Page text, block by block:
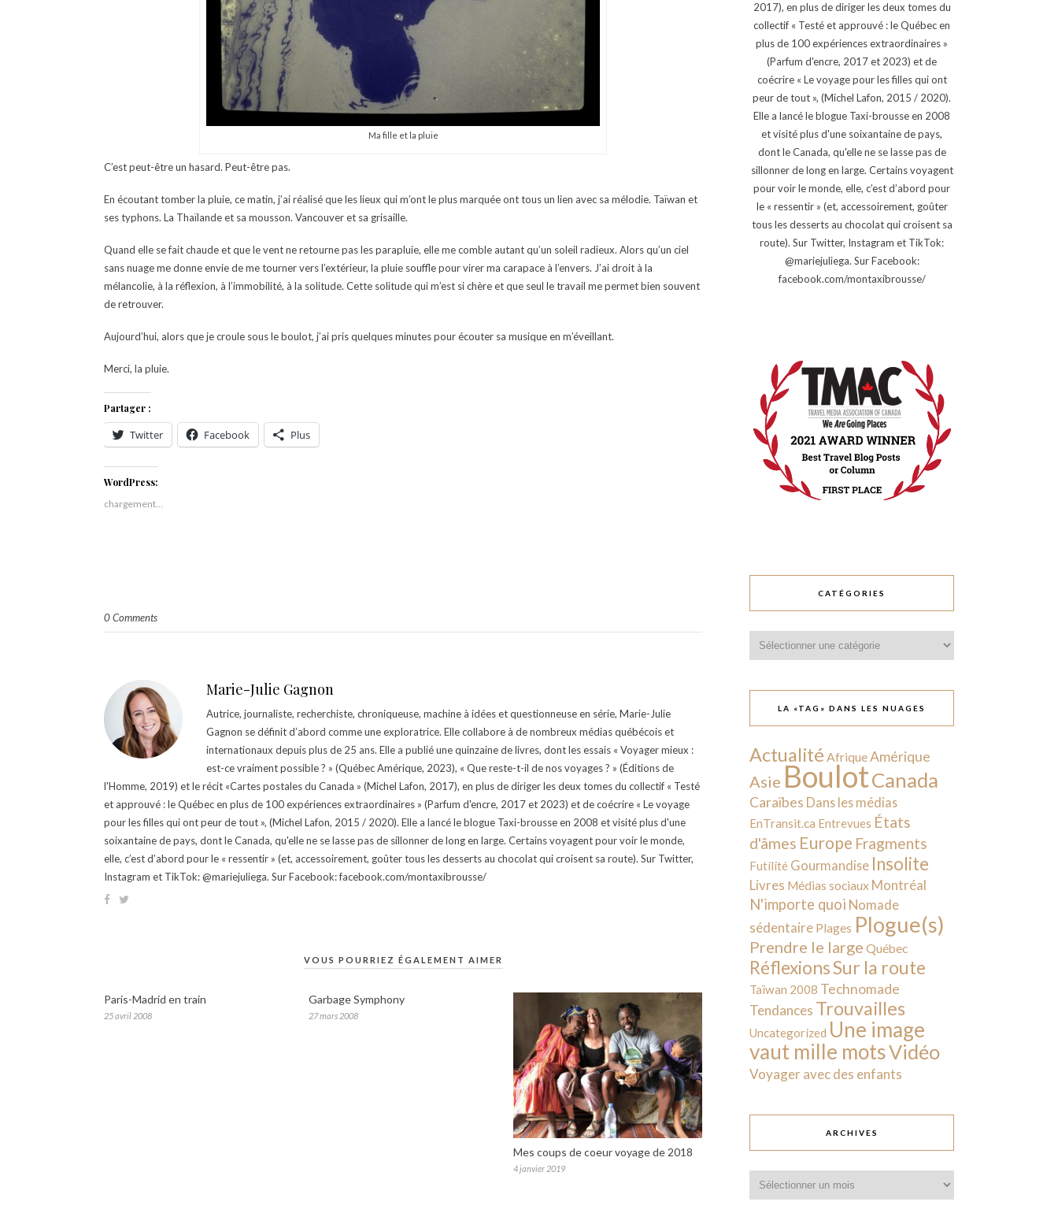
Ma fille et la pluie
C’est peut-être un hasard. Peut-être pas.
En écoutant tomber la pluie, ce matin, j’ai réalisé que les lieux qui m’ont le plus marquée ont tous un lien avec sa mélodie. Taïwan et
ses typhons. La Thaïlande et sa mousson. Vancouver et sa grisaille.
Quand elle se fait chaude et que le vent ne retourne pas les parapluie, elle me comble autant qu’un soleil radieux. Alors qu’un ciel
sans nuage me donne envie de me tourner vers l’extérieur, la pluie souffle pour virer ma carapace à l’envers. J’ai droit à la
mélancolie, à la réflexion, à l’immobilité, à la solitude. Cette solitude qui m’est si chère et que seul le travail me permet bien souvent
de retrouver.
Aujourd’hui, alors que je croule sous le boulot, j’ai pris quelques minutes pour écouter sa musique en m’éveillant.
Merci, la pluie.
Partager :
Twitter Facebook Plus
WordPress:
chargement…
0 Comments
Marie-Julie Gagnon
Autrice, journaliste, recherchiste, chroniqueuse, machine à idées et questionneuse en série, Marie-Julie
Gagnon se définit d’abord comme une exploratrice. Elle collabore à de nombreux médias québécois et
internationaux depuis plus de 25 ans. Elle a publié une quinzaine de livres, dont les essais « Voyager mieux :
est-ce vraiment possible ? » (Québec Amérique, 2023), « Que reste-t-il de nos voyages ? » (Éditions de
l'Homme, 2019) et le récit «Cartes postales du Canada » (Michel Lafon, 2017), en plus de diriger les deux tomes du collectif « Testé
et approuvé : le Québec en plus de 100 expériences extraordinaires » (Parfum d'encre, 2017 et 2023) et de coécrire « Le voyage
pour les filles qui ont peur de tout », (Michel Lafon, 2015 / 2020). Elle a lancé le blogue Taxi-brousse en 2008 et visité plus d'une
soixantaine de pays, dont le Canada, qu'elle ne se lasse pas de sillonner de long en large. Certains voyagent pour voir le monde,
elle, c’est d’abord pour le « ressentir » (et, accessoirement, goûter tous les desserts au chocolat qui croisent sa route). Sur Twitter,
Instagram et TikTok: @mariejuliega. Sur Facebook: facebook.com/montaxibrousse/
VOUS POURRIEZ ÉGALEMENT AIMER
Paris-Madrid en train
25 avril 2008
Garbage Symphony
27 mars 2008
Mes coups de coeur voyage de 2018
4 janvier 2019
2017), en plus de diriger les deux tomes du
collectif « Testé et approuvé : le Québec en
plus de 100 expériences extraordinaires »
(Parfum d'encre, 2017 et 2023) et de
coécrire « Le voyage pour les filles qui ont
peur de tout », (Michel Lafon, 2015 / 2020).
Elle a lancé le blogue Taxi-brousse en 2008
et visité plus d'une soixantaine de pays,
dont le Canada, qu'elle ne se lasse pas de
sillonner de long en large. Certains voyagent
pour voir le monde, elle, c’est d’abord pour
le « ressentir » (et, accessoirement, goûter
tous les desserts au chocolat qui croisent sa
route). Sur Twitter, Instagram et TikTok:
@mariejuliega. Sur Facebook:
facebook.com/montaxibrousse/
CATÉGORIES
LA «TAG» DANS LES NUAGES
Actualité AfriqueAmérique
Asie BoulotCanada
Caraïbes Dans les médias
EnTransit.ca Entrevues États
d'âmes Europe Fragments
Futilité Gourmandise Insolite
Livres Médias sociaux Montréal
N'importe quoi Nomade
sédentaire Plages Plogue(s)
Prendre le large Québec
RéflexionsSur la route
Taïwan 2008 Technomade
Tendances Trouvailles
Uncategorized Une image
vaut mille motsVidéo
Voyager avec des enfants
ARCHIVES